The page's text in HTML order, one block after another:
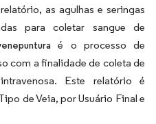
as agulhas e seringas
para coletar sangue de
é o processo de
com a finalidade de coleta de
Este relatório é
de Veia, por Usuário Final e